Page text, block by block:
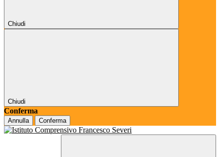
Chiudi
Chiudi
Conferma
Annulla Conferma